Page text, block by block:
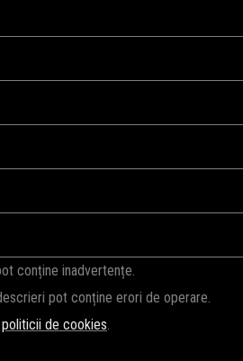
Reducerea va fi aplicată
a beneficia de cele mai bune oferte
să reveniți pe această
selectate. Verificați detaliile
a fost introdus corect. Uneori, codurile
conține inadvertențe.
pot conține erori de operare.
politicii de cookies.